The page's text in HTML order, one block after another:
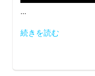
...
続きを読む